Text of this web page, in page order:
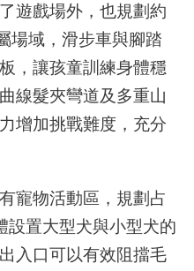
遊戲場外，也規劃約
場域，滑步車與腳踏
，讓孩童訓練身體穩
線髮夾彎道及多重山
增加挑戰難度，充分
寵物活動區，規劃占
設置大型犬與小型犬的
入口可以有效阻擋毛